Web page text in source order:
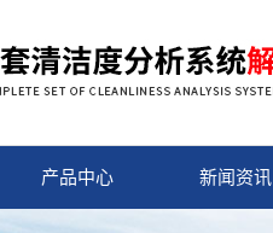
产品中心 新闻资讯